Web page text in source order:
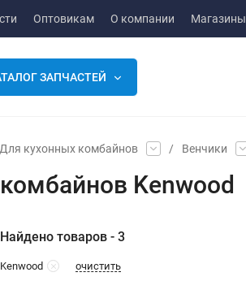
Оптовикам О компании Магазины
ЗАПЧАСТЕЙ
Для кухонных комбайнов / Венчики
Kenwood
Найдено товаров - 3
Kenwood очистить